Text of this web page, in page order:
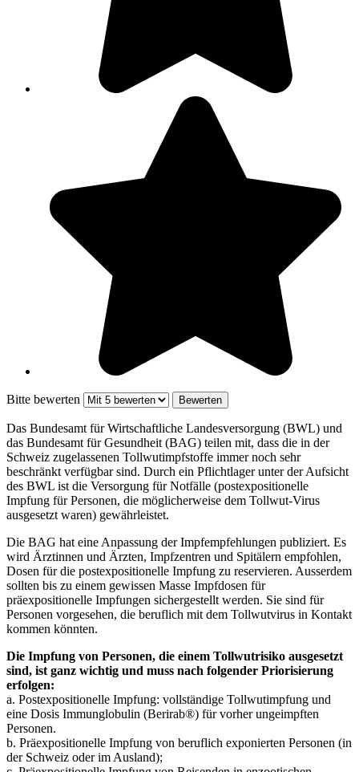
Bitte bewerten
Das Bundesamt für Wirtschaftliche Landesversorgung (BWL) und
das Bundesamt für Gesundheit (BAG) teilen mit, dass die in der
Schweiz zugelassenen Tollwutimpfstoffe immer noch sehr
beschränkt verfügbar sind. Durch ein Pflichtlager unter der Aufsicht
des BWL ist die Versorgung für Notfälle (postexpositionelle
Impfung für Personen, die möglicherweise dem Tollwut-Virus
ausgesetzt waren) gewährleistet.
Die BAG hat eine Anpassung der Impfempfehlungen publiziert. Es
wird Ärztinnen und Ärzten, Impfzentren und Spitälern empfohlen,
Dosen für die postexpositionelle Impfung zu reservieren. Ausserdem
sollten bis zu einem gewissen Masse Impfdosen für
präexpositionelle Impfungen sichergestellt werden. Sie sind für
Personen vorgesehen, die beruflich mit dem Tollwutvirus in Kontakt
kommen könnten.
Die Impfung von Personen, die einem Tollwutrisiko ausgesetzt
sind, ist ganz wichtig und muss nach folgender Priorisierung
erfolgen:
a. Postexpositionelle Impfung: vollständige Tollwutimpfung und
eine Dosis Immunglobulin (Berirab®) für vorher ungeimpften
Personen.
b. Präexpositionelle Impfung von beruflich exponierten Personen (in
der Schweiz oder im Ausland);